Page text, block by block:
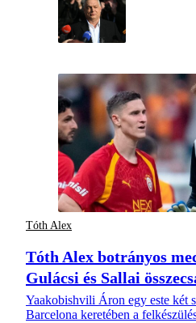
Tóth Alex
Tóth Alex botrányos
Gulácsi és Sallai
Yaakobishvili Áron egy este két
Barcelona keretében a